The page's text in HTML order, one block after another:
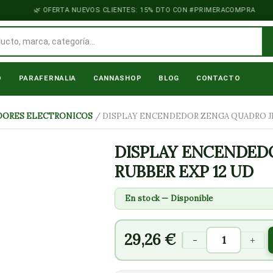
OFERTA NUEVOS CLIENTES: 15% DTO CON #PRIMERACOMPRA
PARAFERNALIA CANNASHOP BLOG CONTACTO
ELECTRONICOS / DISPLAY ENCENDEDOR ZENGA QUADRO
DISPLAY
RUBBER EXP 12 UD
En stock — Disponible
29,26€ -
DISPLAY
ENCENDEDOR
ZENGA
QUADRO
JET
RUBBER
EXP
UD
cantidad
+